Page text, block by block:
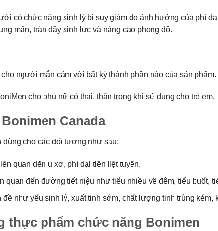
có chức năng sinh lý bị suy giảm do ảnh hưởng của phì
mãn, tràn đầy sinh lực và nâng cao phong độ.
người mẫn cảm với bất kỳ thành phần nào của sản
cho phụ nữ có thai, thận trọng khi sử dụng cho trẻ em.
Canada
cho các đối tượng như sau:
quan đến u xơ, phì đại tiền liệt tuyến.
quan đến đường tiết niệu như tiểu nhiều về đêm, tiểu buốt,
như yếu sinh lý, xuất tinh sớm, chất lượng tinh trùng kém,
thực phẩm chức năng Bonimen